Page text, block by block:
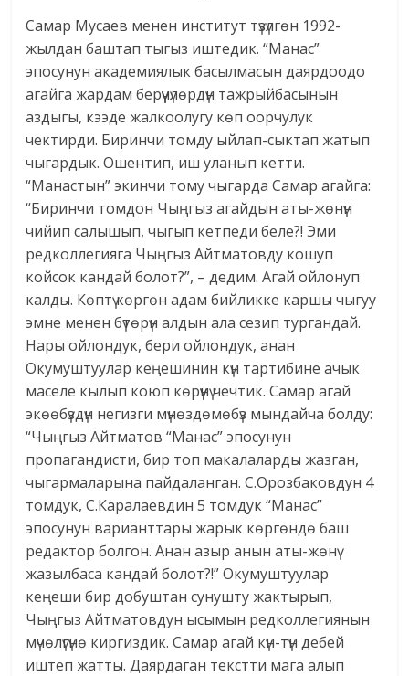
Самар Мусаев менен институт түзүлгөн 1992-
жылдан баштап тыгыз иштедик. “Манас”
эпосунун академиялык басылмасын даярдоодо
агайга жардам берүүчүлөрдүн тажрыйбасынын
аздыгы, кээде жалкоолугу көп оорчулук
чектирди. Биринчи томду ыйлап-сыктап жатып
чыгардык. Ошентип, иш уланып кетти.
“Манастын” экинчи тому чыгарда Самар агайга:
“Биринчи томдон Чыңгыз агайдын аты-жөнүн
чийип салышып, чыгып кетпеди беле?! Эми
редколлегияга Чыңгыз Айтматовду кошуп
койсок кандай болот?”, – дедим. Агай ойлонуп
калды. Көптү көргөн адам бийликке каршы чыгуу
эмне менен бүтөрүн алдын ала сезип тургандай.
Нары ойлондук, бери ойлондук, анан
Окумуштуулар кеңешинин күн тартибине ачык
маселе кылып коюп көрүүнү чечтик. Самар агай
экөөбүздүн негизги мүнөздөмөбүз мындайча болду:
“Чыңгыз Айтматов “Манас” эпосунун
пропагандисти, бир топ макалаларды жазган,
чыгармаларына пайдаланган. С.Орозбаковдун 4
томдук, С.Каралаевдин 5 томдук “Манас”
эпосунун варианттары жарык көргөндө баш
редактор болгон. Анан азыр анын аты-жөнү
жазылбаса кандай болот?!” Окумуштуулар
кеңеши бир добуштан сунушту жактырып,
Чыңгыз Айтматовдун ысымын редколлегиянын
мүчөлүгүнө киргиздик. Самар агай күн-түн дебей
иштеп жатты. Даярдаган текстти мага алып